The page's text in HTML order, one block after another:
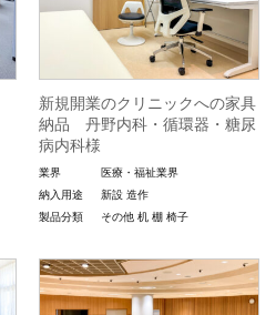
新規開業のクリニックへの家具
納品 丹野内科・循環器・糖尿
病内科様
業界
医療・福祉業界
納入用途
新設 造作
製品分類
その他 机 棚 椅子